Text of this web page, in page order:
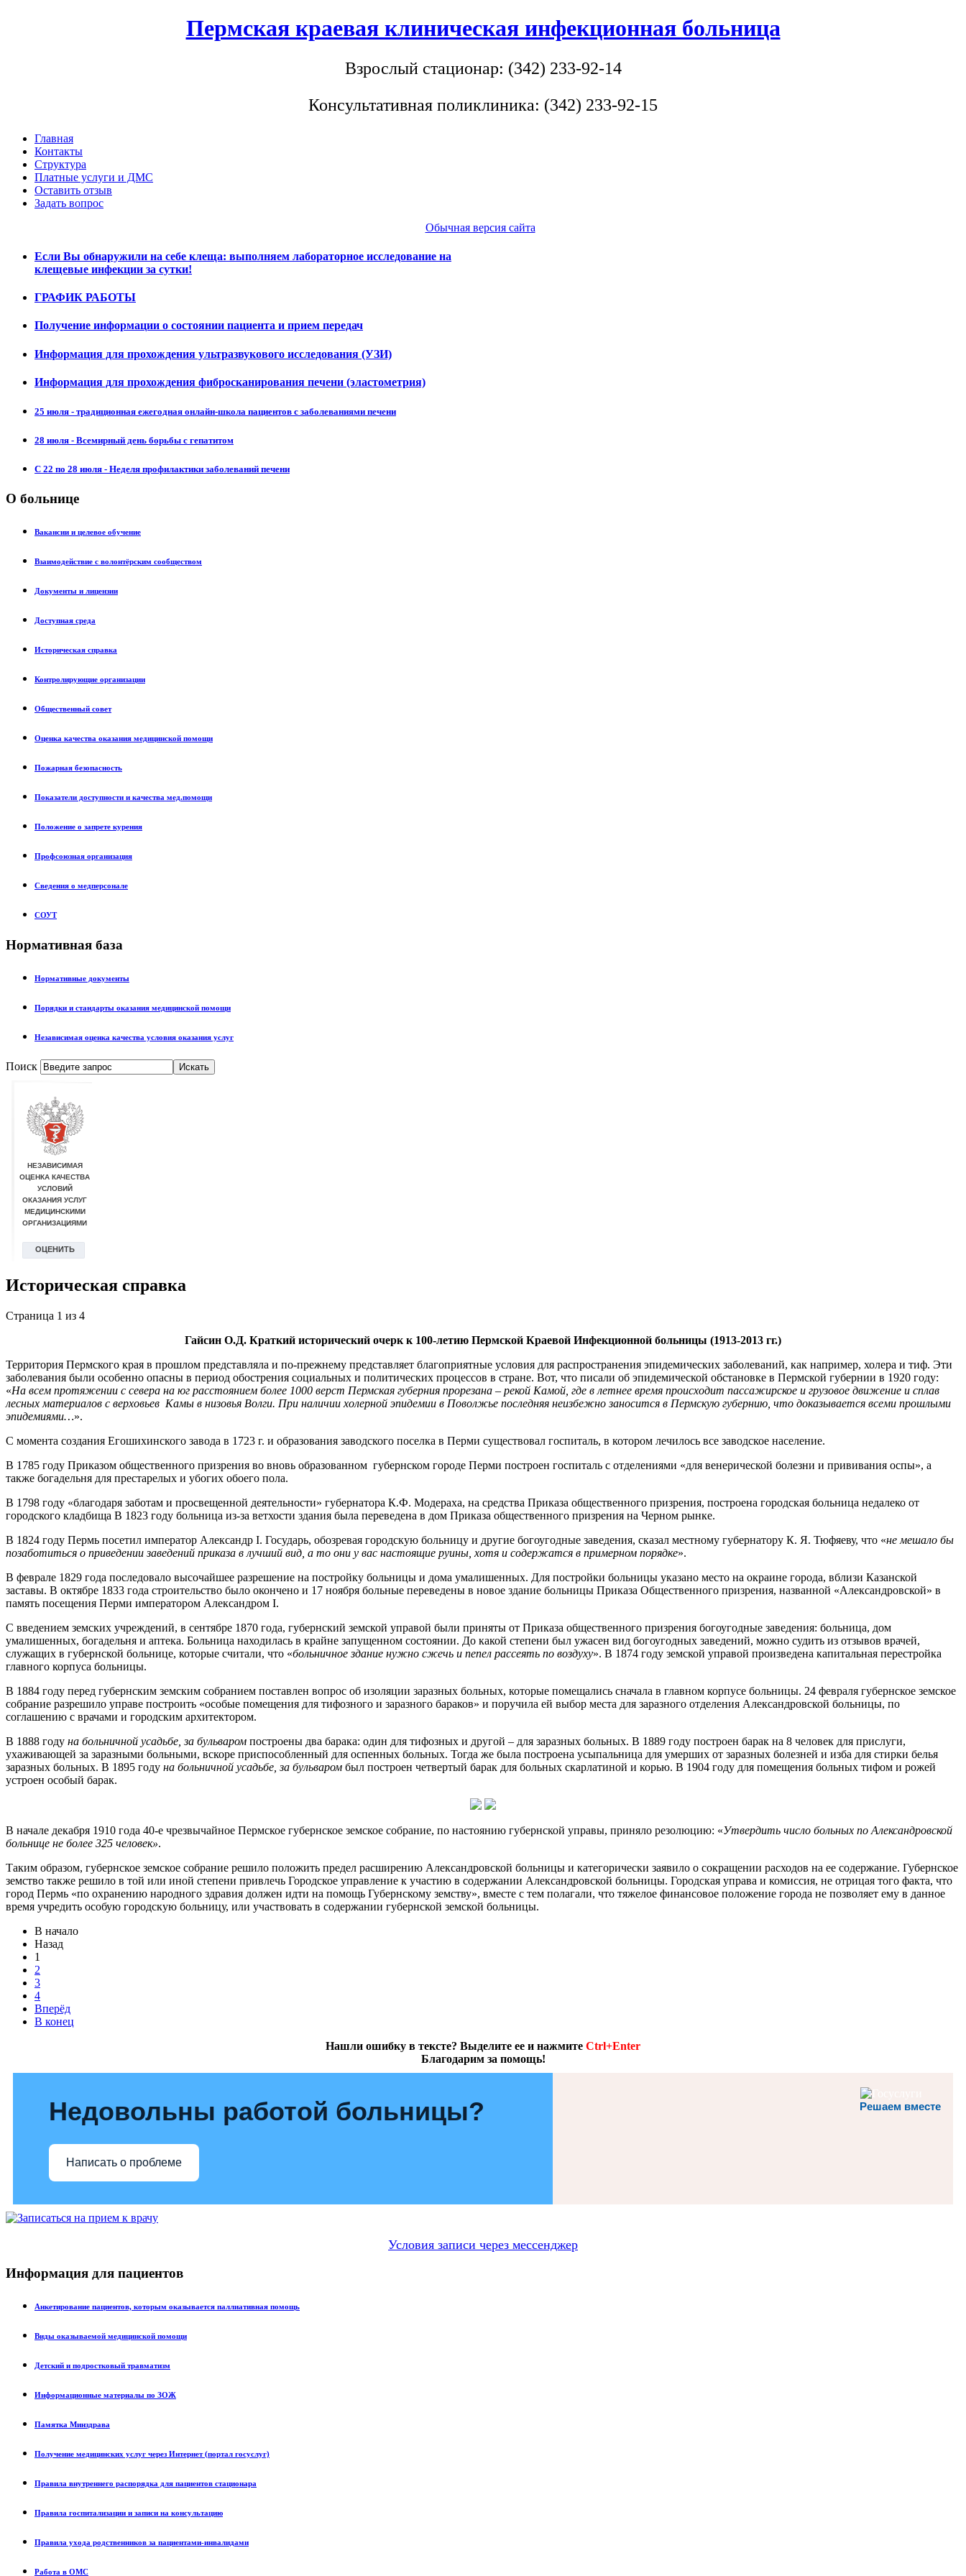
Пермская краевая клиническая инфекционная больница
Взрослый стационар: (342) 233-92-14
Консультативная поликлиника: (342) 233-92-15
Главная
Контакты
Структура
Платные услуги и ДМС
Оставить отзыв
Задать вопрос
Обычная версия сайта
Если Вы обнаружили на себе клеща: выполняем лабораторное исследование на
клещевые инфекции за сутки!
ГРАФИК РАБОТЫ
Получение информации о состоянии пациента и прием передач
Информация для прохождения ультразвукового исследования (УЗИ)
Информация для прохождения фибросканирования печени (эластометрия)
25 июля - традиционная ежегодная онлайн-школа пациентов с заболеваниями печени
28 июля - Всемирный день борьбы с гепатитом
С 22 по 28 июля - Неделя профилактики заболеваний печени
О больнице
Вакансии и целевое обучение
Взаимодействие с волонтёрским сообществом
Документы и лицензии
Доступная среда
Историческая справка
Контролирующие организации
Общественный совет
Оценка качества оказания медицинской помощи
Пожарная безопасность
Показатели доступности и качества мед.помощи
Положение о запрете курения
Профсоюзная организация
Сведения о медперсонале
СОУТ
Нормативная база
Нормативные документы
Порядки и стандарты оказания медицинской помощи
Независимая оценка качества условия оказания услуг
Поиск
Историческая справка
Страница 1 из 4
Гайсин О.Д. Краткий исторический очерк к 100-летию Пермской Краевой Инфекционной больницы (1913-2013 гг.)
Территория Пермского края в прошлом представляла и по-прежнему представляет благоприятные условия для распространения эпидемических заболеваний, как например, холера и тиф. Эти
заболевания были особенно опасны в период обострения социальных и политических процессов в стране. Вот, что писали об эпидемической обстановке в Пермской губернии в 1920 году:
«На всем протяжении с севера на юг расстоянием более 1000 верст Пермская губерния прорезана – рекой Камой, где в летнее время происходит пассажирское и грузовое движение и сплав
лесных материалов с верховьев Камы в низовья Волги. При наличии холерной эпидемии в Поволжье последняя неизбежно заносится в Пермскую губернию, что доказывается всеми прошлыми
эпидемиями…».
С момента создания Егошихинского завода в 1723 г. и образования заводского поселка в Перми существовал госпиталь, в котором лечилось все заводское население.
В 1785 году Приказом общественного призрения во вновь образованном губернском городе Перми построен госпиталь с отделениями «для венерической болезни и прививания оспы», а
также богадельня для престарелых и убогих обоего пола.
В 1798 году «благодаря заботам и просвещенной деятельности» губернатора К.Ф. Модераха, на средства Приказа общественного призрения, построена городская больница недалеко от
городского кладбища В 1823 году больница из-за ветхости здания была переведена в дом Приказа общественного призрения на Черном рынке.
В 1824 году Пермь посетил император Александр I. Государь, обозревая городскую больницу и другие богоугодные заведения, сказал местному губернатору К. Я. Тюфяеву, что «не мешало бы
позаботиться о приведении заведений приказа в лучший вид, а то они у вас настоящие руины, хотя и содержатся в примерном порядке».
В феврале 1829 года последовало высочайшее разрешение на постройку больницы и дома умалишенных. Для постройки больницы указано место на окраине города, вблизи Казанской
заставы. В октябре 1833 года строительство было окончено и 17 ноября больные переведены в новое здание больницы Приказа Общественного призрения, названной «Александровской» в
память посещения Перми императором Александром I.
С введением земских учреждений, в сентябре 1870 года, губернский земской управой были приняты от Приказа общественного призрения богоугодные заведения: больница, дом
умалишенных, богадельня и аптека. Больница находилась в крайне запущенном состоянии. До какой степени был ужасен вид богоугодных заведений, можно судить из отзывов врачей,
служащих в губернской больнице, которые считали, что «больничное здание нужно сжечь и пепел рассеять по воздуху». В 1874 году земской управой произведена капитальная перестройка
главного корпуса больницы.
В 1884 году перед губернским земским собранием поставлен вопрос об изоляции заразных больных, которые помещались сначала в главном корпусе больницы. 24 февраля губернское земское
собрание разрешило управе построить «особые помещения для тифозного и заразного бараков» и поручила ей выбор места для заразного отделения Александровской больницы, по
соглашению с врачами и городским архитектором.
В 1888 году на больничной усадьбе, за бульваром построены два барака: один для тифозных и другой – для заразных больных. В 1889 году построен барак на 8 человек для прислуги,
ухаживающей за заразными больными, вскоре приспособленный для оспенных больных. Тогда же была построена усыпальница для умерших от заразных болезней и изба для стирки белья
заразных больных. В 1895 году на больничной усадьбе, за бульваром был построен четвертый барак для больных скарлатиной и корью. В 1904 году для помещения больных тифом и рожей
устроен особый барак.
В начале декабря 1910 года 40-е чрезвычайное Пермское губернское земское собрание, по настоянию губернской управы, приняло резолюцию: «Утвердить число больных по Александровской
больнице не более 325 человек».
Таким образом, губернское земское собрание решило положить предел расширению Александровской больницы и категорически заявило о сокращении расходов на ее содержание. Губернское
земство также решило в той или иной степени привлечь Городское управление к участию в содержании Александровской больницы. Городская управа и комиссия, не отрицая того факта, что
город Пермь «по охранению народного здравия должен идти на помощь Губернскому земству», вместе с тем полагали, что тяжелое финансовое положение города не позволяет ему в данное
время учредить особую городскую больницу, или участвовать в содержании губернской земской больницы.
В начало
Назад
1
2
3
4
Вперёд
В конец
Нашли ошибку в тексте? Выделите ее и нажмите Ctrl+Enter
Благодарим за помощь!
Решаем вместе
Недовольны работой больницы?
Написать о проблеме
Условия записи через мессенджер
Информация для пациентов
Анкетирование пациентов, которым оказывается паллиативная помощь
Виды оказываемой медицинской помощи
Детский и подростковый травматизм
Информационные материалы по ЗОЖ
Памятка Минздрава
Получение медицинских услуг через Интернет (портал госуслуг)
Правила внутреннего распорядка для пациентов стационара
Правила госпитализации и записи на консультацию
Правила ухода родственников за пациентами-инвалидами
Работа в ОМС